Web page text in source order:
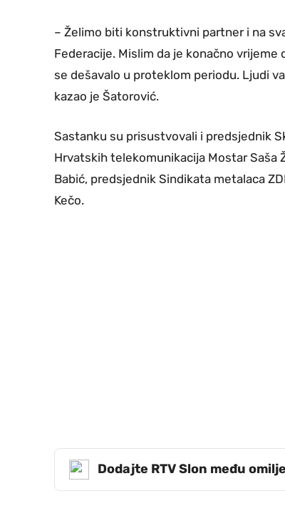
– Želimo biti konstruktivni partner i na
Federacije. Mislim da je konačno
se dešavalo u proteklom periodu. Ljudi
kazao je Šatorović.
Sastanku su prisustvovali i predsjednik
Hrvatskih telekomunikacija Mostar
Babić, predsjednik Sindikata metalaca
Kečo.
Dodajte RTV Slon među